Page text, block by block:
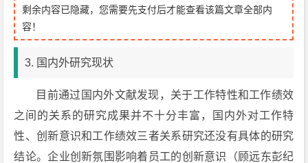
剩余内容已隐藏，您需要先支付后才能查看该篇文章全部内
容！
3. 国内外研究现状
目前通过国内外文献发现，关于工作特性和工作绩效
之间的关系的研究成果并不十分丰富，国内外对工作特
性、创新意识和工作绩效三者关系研究还没有具体的研究
结论。企业创新氛围影响着员工的创新意识（顾远东彭纪